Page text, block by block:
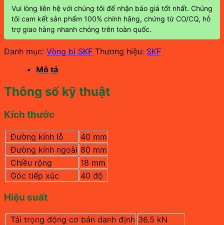
Vui lòng liên hệ với chúng tôi để nhận báo giá tốt nhất. Chúng
tôi cam kết sản phẩm 100% chính hãng, chứng từ CO/CQ, hỗ
trợ giao hàng nhanh chóng trên toàn quốc.
Danh mục: Vòng bi SKF Thương hiệu: SKF
Mô tả
Thông số kỹ thuật
Kích thước
Đường kính lỗ
40 mm
Đường kính ngoài 80 mm
Chiều rộng
18 mm
Góc tiếp xúc
40 độ
Hiệu suất
Tải trọng động cơ bản danh định 36.5 kN